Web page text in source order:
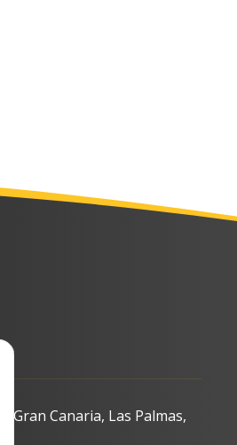
Gran Canaria, Las Palmas,